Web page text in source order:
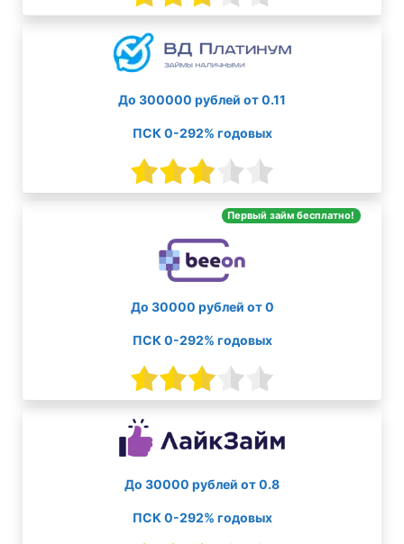
До 300000 рублей от 0.11
ПСК 0-292% годовых
Первый займ бесплатно!
До 30000 рублей от 0
ПСК 0-292% годовых
До 30000 рублей от 0.8
ПСК 0-292% годовых